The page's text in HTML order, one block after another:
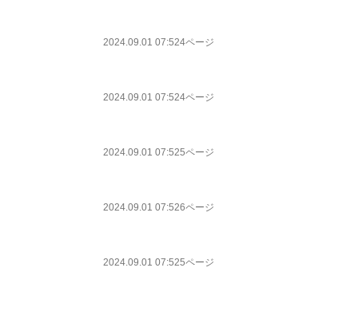
2024.09.01 07:524ページ
2024.09.01 07:524ページ
2024.09.01 07:525ページ
2024.09.01 07:526ページ
2024.09.01 07:525ページ